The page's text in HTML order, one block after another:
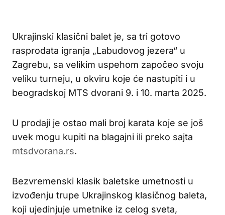
Ukrajinski klasični balet je, sa tri gotovo
rasprodata igranja „Labudovog jezera“ u
Zagrebu, sa velikim uspehom započeo svoju
veliku turneju, u okviru koje će nastupiti i u
beogradskoj MTS dvorani 9. i 10. marta 2025.
U prodaji je ostao mali broj karata koje se još
uvek mogu kupiti na blagajni ili preko sajta
mtsdvorana.rs.
Bezvremenski klasik baletske umetnosti u
izvođenju trupe Ukrajinskog klasičnog baleta,
koji ujedinjuje umetnike iz celog sveta,